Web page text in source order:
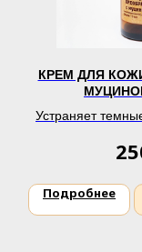
КРЕМ ДЛЯ
Устраняет
Подробнее